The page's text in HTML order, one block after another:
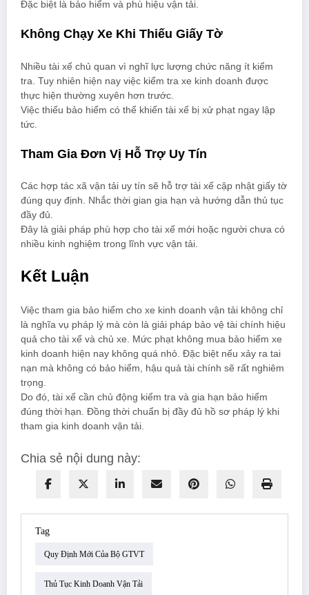
Đặc biệt là bảo hiểm và phù hiệu vận tải.
Không Chạy Xe Khi Thiếu Giấy Tờ
Nhiều tài xế chủ quan vì nghĩ lực lượng chức năng ít kiểm
tra. Tuy nhiên hiện nay việc kiểm tra xe kinh doanh được
thực hiện thường xuyên hơn trước.
Việc thiếu bảo hiểm có thể khiến tài xế bị xử phạt ngay lập
tức.
Tham Gia Đơn Vị Hỗ Trợ Uy Tín
Các hợp tác xã vận tải uy tín sẽ hỗ trợ tài xế cập nhật giấy tờ
đúng quy định. Nhắc thời gian gia hạn và hướng dẫn thủ tục
đầy đủ.
Đây là giải pháp phù hợp cho tài xế mới hoặc người chưa có
nhiều kinh nghiệm trong lĩnh vực vận tải.
Kết Luận
Việc tham gia bảo hiểm cho xe kinh doanh vận tải không chỉ
là nghĩa vụ pháp lý mà còn là giải pháp bảo vệ tài chính hiệu
quả cho tài xế và chủ xe. Mức phạt không mua bảo hiểm xe
kinh doanh hiện nay không quá nhỏ. Đặc biệt nếu xảy ra tai
nạn mà không có bảo hiểm, hậu quả tài chính sẽ rất nghiêm
trọng.
Do đó, tài xế cần chủ động kiểm tra và gia hạn bảo hiểm
đúng thời hạn. Đồng thời chuẩn bị đầy đủ hồ sơ pháp lý khi
tham gia kinh doanh vận tải.
Chia sẻ nội dung này:
Tag
Quy Định Mới Của Bộ GTVT
Thủ Tục Kinh Doanh Vận Tải